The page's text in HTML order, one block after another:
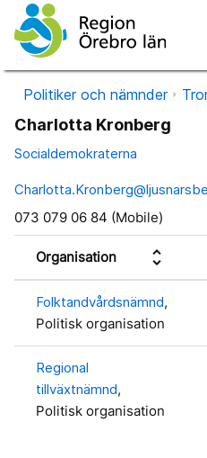
Politiker och nämnder
Charlotta Kronberg
Socialdemokraterna
073 079 06 84 (Mobile)
Organisation unfold_more
Folktandvårdsnämnd,
Politisk organisation
Regional
tillväxtnämnd,
Politisk organisation